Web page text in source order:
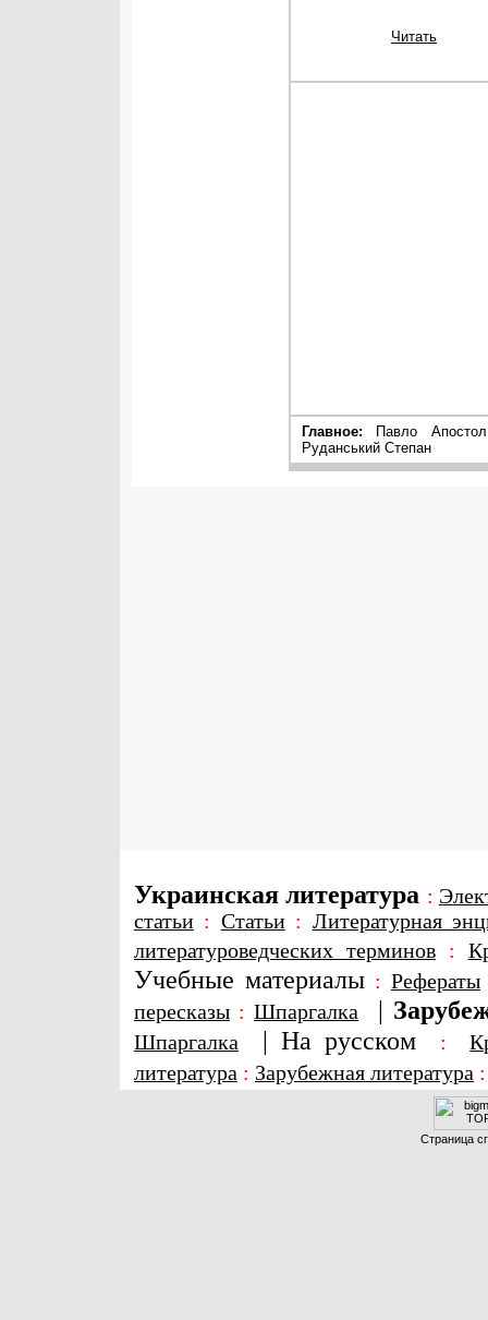
Читать
Главное: Павло
Руданський Степан
Украинская литература :
статьи : Статьи: Литературная
литературоведческих терминов:
Учебные материалы : Рефераты
пересказы : Шпаргалка |
Шпаргалка | На русском :
литература : Зарубежная литература
Страница